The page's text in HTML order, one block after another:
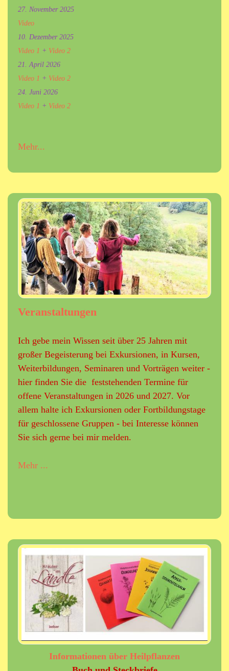
27. November 2025
Video
10. Dezember 2025
Video 1 + Video 2
21. April 2026
Video 1 + Video 2
24. Juni 2026
Video 1 + Video 2
Mehr...
Veranstaltungen
Ich gebe mein Wissen seit über 25 Jahren mit
großer Begeisterung bei Exkursionen, in Kursen,
Weiterbildungen, Seminaren und Vorträgen weiter -
hier finden Sie die feststehenden Termine für
offene Veranstaltungen in 2026 und 2027. Vor
allem halte ich Exkursionen oder Fortbildungstage
für geschlossene Gruppen - bei Interesse können
Sie sich gerne bei mir melden.
Mehr ...
Informationen über Heilpflanzen